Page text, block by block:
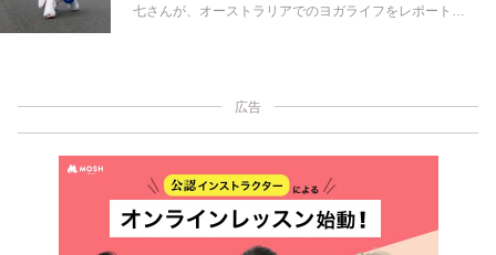
から新作までどれにしようか悩んでしまいそうです！
七さんが、オーストラリアでのヨガライフをレポート！
広告